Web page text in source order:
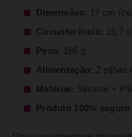
Dimensões: 17 cm
Circunferência: 15,7
Peso: 186 g
Alimentação: 2 pilhas
Material: Silicone +
Produto 100%